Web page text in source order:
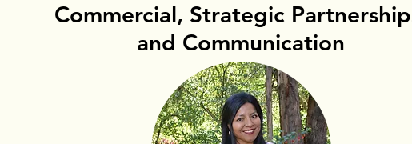
Commercial, Strategic
and Communication